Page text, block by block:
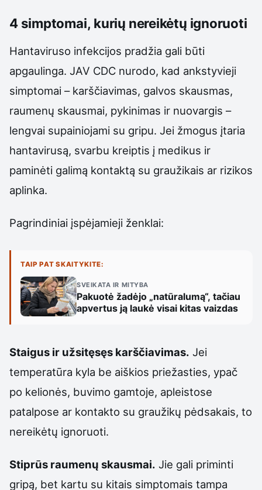
4 simptomai, kurių nereikėtų ignoruoti
Hantaviruso infekcijos pradžia gali būti
apgaulinga. JAV CDC nurodo, kad ankstyvieji
simptomai – karščiavimas, galvos skausmas,
raumenų skausmai, pykinimas ir nuovargis –
lengvai supainiojami su gripu. Jei žmogus įtaria
hantavirusą, svarbu kreiptis į medikus ir
paminėti galimą kontaktą su graužikais ar rizikos
aplinka.
Pagrindiniai įspėjamieji ženklai:
TAIP PAT SKAITYKITE:
SVEIKATA IR MITYBA
Pakuotė žadėjo „natūralumą“, tačiau
apvertus ją laukė visai kitas vaizdas
Staigus ir užsitęsęs karščiavimas. Jei
temperatūra kyla be aiškios priežasties, ypač
po kelionės, buvimo gamtoje, apleistose
patalpose ar kontakto su graužikų pėdsakais, to
nereikėtų ignoruoti.
Stiprūs raumenų skausmai. Jie gali priminti
gripą, bet kartu su kitais simptomais tampa